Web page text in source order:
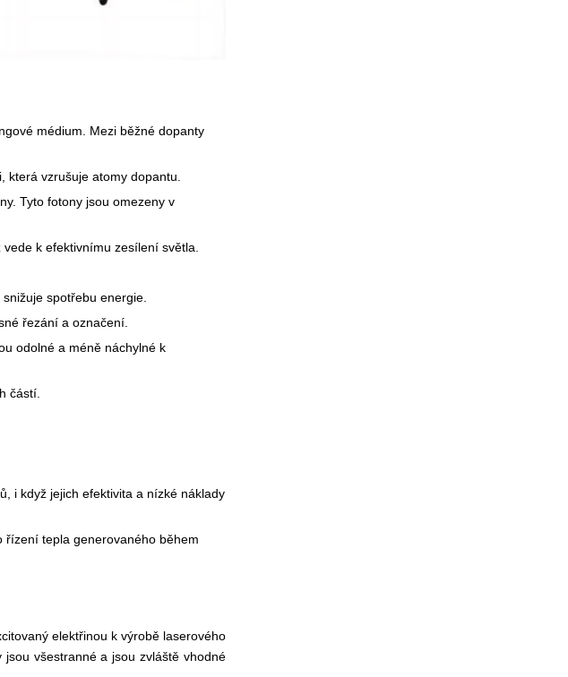
médium. Mezi běžné dopanty
vzrušuje atomy dopantu.
Tyto fotony jsou omezeny v
k efektivnímu zesílení světla.
spotřebu energie.
řezání a označení.
odolné a méně náchylné k
částí.
i když jejich efektivita a nízké náklady
řízení tepla generovaného během
elektřinou k výrobě laserového
všestranné a jsou zvláště vhodné